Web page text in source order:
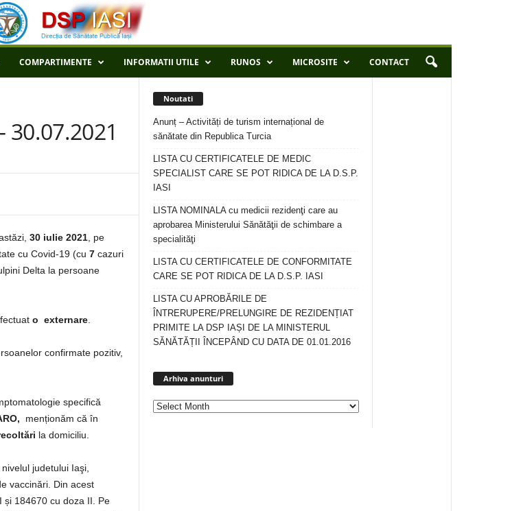
COMPARTIMENTE INFORMATII UTILE RUNOS MICROSITE CONTACT
30.07.2021
30 iulie 2021 , pe
cu Covid-19 (cu 7 cazuri
Delta la persoane
o externare
confirmate pozitiv,
specifică
menționăm că în
la domiciliu.
nivelul judetului Iaşi,
vaccinări. Din acest
și 184670 cu doza II. Pe
Noutati
Anunț – Activități de turism internațional de
sănătate din Republica Turcia
LISTA CU CERTIFICATELE DE MEDIC
SPECIALIST CARE SE POT RIDICA DE LA D.S.P.
IASI
LISTA NOMINALA cu medicii rezidenţi care au
aprobarea Ministerului Sănătăţii de schimbare a
specialităţi
LISTA CU CERTIFICATELE DE CONFORMITATE
CARE SE POT RIDICA DE LA D.S.P. IASI
LISTA CU APROBĂRILE DE
ÎNTRERUPERE/PRELUNGIRE DE REZIDENȚIAT
PRIMITE LA DSP IAȘI DE LA MINISTERUL
SĂNĂTĂȚII ÎNCEPÂND CU DATA DE 01.01.2016
Arhiva anunturi